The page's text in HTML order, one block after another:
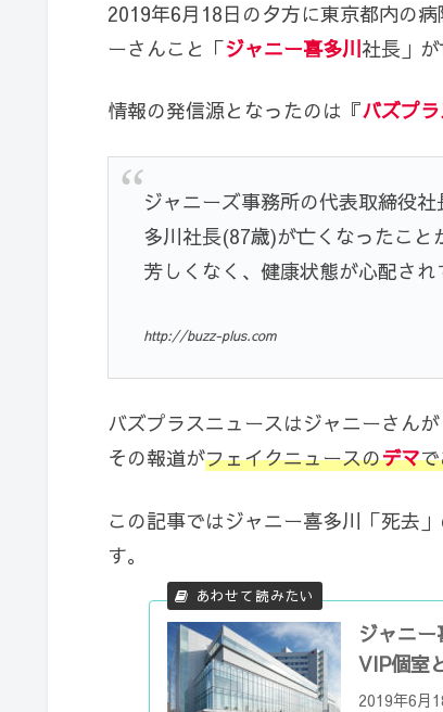
2019年6月18日の夕方に東京都内の
ーさんこと「ジャニー喜多川社長」
情報の発信源となったのは『バズプ
ジャニーズ事務所の代表取締役
多川社長(87歳)が亡くなったこ
芳しくなく、健康状態が心配され
http://buzz-plus.com
バズプラスニュースはジャニーさん
その報道がフェイクニュースのデマ
この記事ではジャニー喜多川「死去
す。
ジャニ
VIP個室
2019年6月